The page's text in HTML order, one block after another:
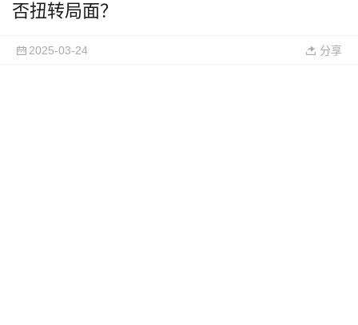
否扭转局面？
2025-03-24 分享